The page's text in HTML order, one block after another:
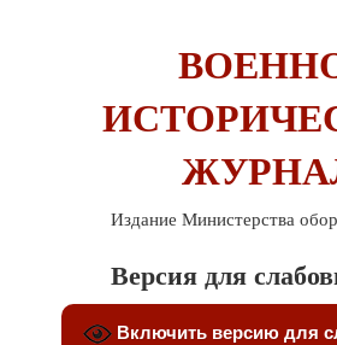
Издание Министерства
Версия для
Включить версию для